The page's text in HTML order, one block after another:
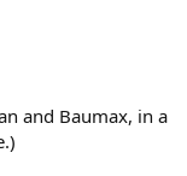
and Baumax, in a